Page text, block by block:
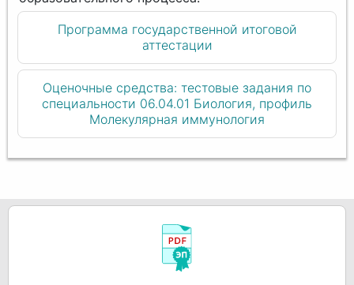
Программа государственной итоговой
аттестации
Оценочные средства: тестовые задания по
специальности 06.04.01 Биология, профиль
Молекулярная иммунология